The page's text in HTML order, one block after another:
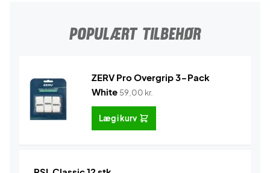
POPULÆRT TILBEHØR
ZERV Pro Overgrip 3-Pack
White 59,00 kr.
Læg i kurv